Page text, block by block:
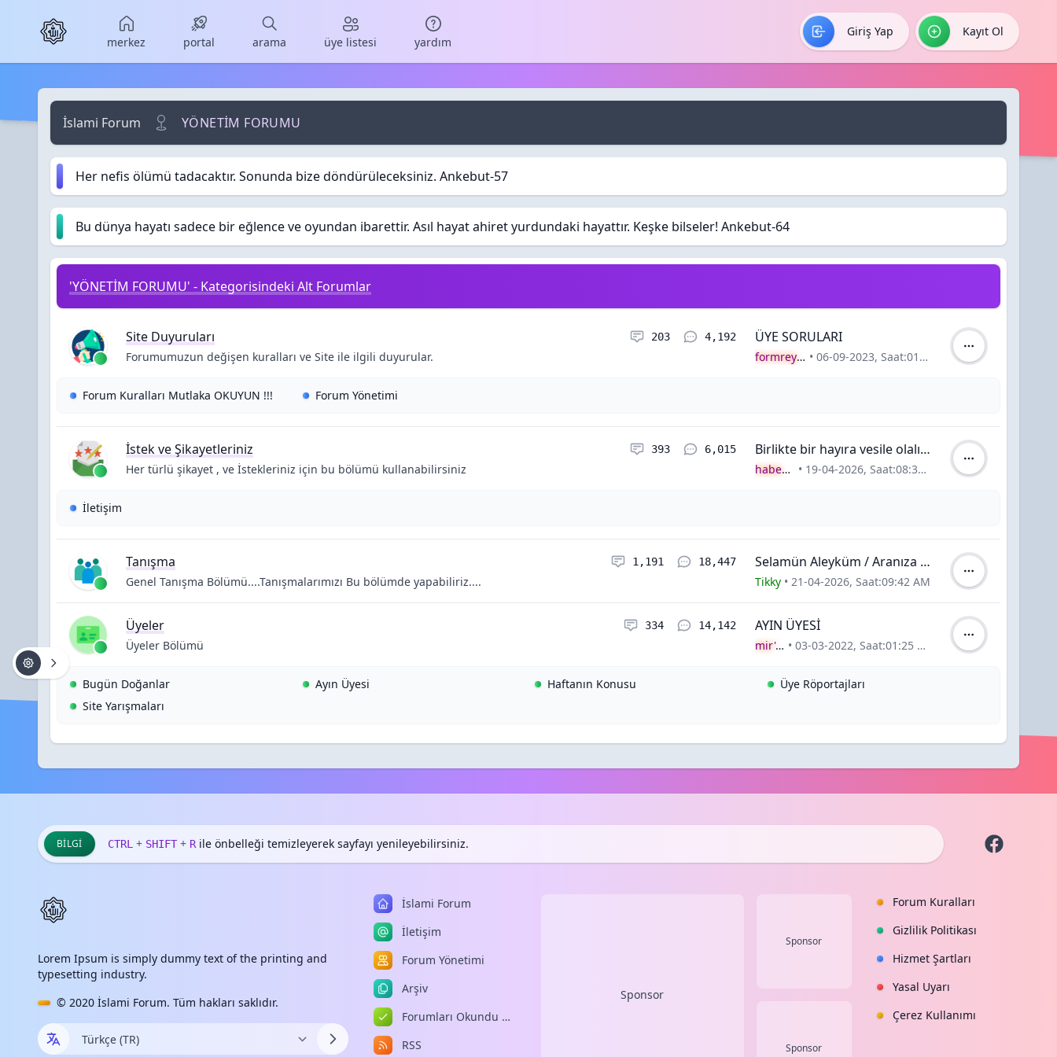
Skip to main content
merkez portal arama üye listesi yardım
Giriş Yap Kayıt Ol
İslami Forum YÖNETİM FORUMU
Her nefis ölümü tadacaktır. Sonunda bize döndürüleceksiniz. Ankebut-57
Bu dünya hayatı sadece bir eğlence ve oyundan ibarettir. Asıl hayat ahiret yurdundaki hayattır. Keşke bilseler! Ankebut-64
'YÖNETİM FORUMU' - Kategorisindeki Alt Forumlar
Site Duyuruları Konular
203 Yorumlar
4,192
Forumumuzun değişen kuralları ve Site ile ilgili duyurular.
ÜYE SORULARI
Yazar:
formreyonu • 06-09-2023, Saat:01:09 PM
Alt Forumlar:
Forum Kuralları Mutlaka OKUYUN !!! Forum Yönetimi
İstek ve Şikayetleriniz Konular
393 Yorumlar
6,015
Her türlü şikayet , ve İstekleriniz için bu bölümü kullanabilirsiniz
Birlikte bir hayıra vesile olalım istermisiniz ?
Yazar:
haber58 • 19-04-2026, Saat:08:36 AM
Alt Forumlar:
İletişim
Tanışma Konular
1,191 Yorumlar
18,447
Genel Tanışma Bölümü....Tanışmalarımızı Bu bölümde yapabiliriz....
Selamün Aleyküm / Aranıza Yeni Katıldım
Yazar:
Tikky • 21-04-2026, Saat:09:42 AM
Üyeler Konular
334 Yorumlar
14,142
Üyeler Bölümü
AYIN ÜYESİ
Yazar:
mir'at • 03-03-2022, Saat:01:25 PM
Alt Forumlar:
Bugün Doğanlar Ayın Üyesi Haftanın Konusu
Üye Röportajları
Site Yarışmaları
BILGI CTRL + SHIFT + Rile önbelleği temizleyerek sayfayı yenileyebilirsiniz.
Lorem Ipsum is simply dummy text of the printing and
typesetting industry.
© 2020 İslami Forum. Tüm hakları saklıdır.
İslami Forum
İletişim
Forum Yönetimi
Arşiv
Forumları Okundu Kabul Et
RSS
Sponsor
Sponsor
Sponsor
Forum Kuralları
Gizlilik Politikası
Hizmet Şartları
Yasal Uyarı
Çerez Kullanımı